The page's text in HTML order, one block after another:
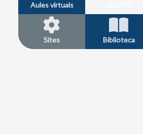
Aules virtuals
Sites Biblioteca